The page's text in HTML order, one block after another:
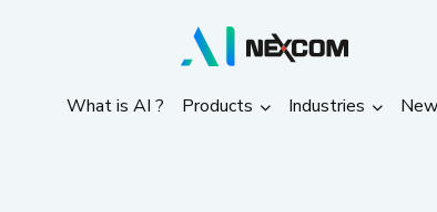
What is AI ?
Products
Industries